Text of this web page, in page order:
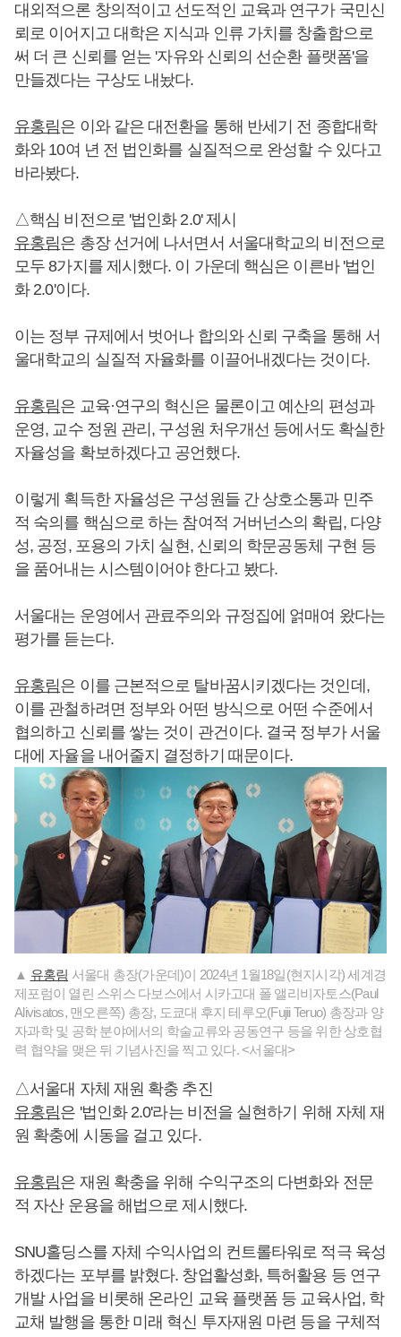
대외적으론 창의적이고 선도적인 교육과 연구가 국민신
뢰로 이어지고 대학은 지식과 인류 가치를 창출함으로
써 더 큰 신뢰를 얻는 '자유와 신뢰의 선순환 플랫폼'을
만들겠다는 구상도 내놨다.
유홍림은 이와 같은 대전환을 통해 반세기 전 종합대학
화와 10여 년 전 법인화를 실질적으로 완성할 수 있다고
바라봤다.
△핵심 비전으로 '법인화 2.0' 제시
유홍림은 총장 선거에 나서면서 서울대학교의 비전으로
모두 8가지를 제시했다. 이 가운데 핵심은 이른바 '법인
화 2.0'이다.
이는 정부 규제에서 벗어나 합의와 신뢰 구축을 통해 서
울대학교의 실질적 자율화를 이끌어내겠다는 것이다.
유홍림은 교육·연구의 혁신은 물론이고 예산의 편성과
운영, 교수 정원 관리, 구성원 처우개선 등에서도 확실한
자율성을 확보하겠다고 공언했다.
이렇게 획득한 자율성은 구성원들 간 상호소통과 민주
적 숙의를 핵심으로 하는 참여적 거버넌스의 확립, 다양
성, 공정, 포용의 가치 실현, 신뢰의 학문공동체 구현 등
을 품어내는 시스템이어야 한다고 봤다.
서울대는 운영에서 관료주의와 규정집에 얽매여 왔다는
평가를 듣는다.
유홍림은 이를 근본적으로 탈바꿈시키겠다는 것인데,
이를 관철하려면 정부와 어떤 방식으로 어떤 수준에서
협의하고 신뢰를 쌓는 것이 관건이다. 결국 정부가 서울
대에 자율을 내어줄지 결정하기 때문이다.
▲ 유홍림 서울대 총장(가운데)이 2024년 1월18일(현지시각) 세계경
제포럼이 열린 스위스 다보스에서 시카고대 폴 앨리비자토스(Paul
Alivisatos, 맨오른쪽) 총장, 도쿄대 후지 테루오(Fujii Teruo) 총장과 양
자과학 및 공학 분야에서의 학술교류와 공동연구 등을 위한 상호협
력 협약을 맺은 뒤 기념사진을 찍고 있다. <서울대>
△서울대 자체 재원 확충 추진
유홍림은 '법인화 2.0'라는 비전을 실현하기 위해 자체 재
원 확충에 시동을 걸고 있다.
유홍림은 재원 확충을 위해 수익구조의 다변화와 전문
적 자산 운용을 해법으로 제시했다.
SNU홀딩스를 자체 수익사업의 컨트롤타워로 적극 육성
하겠다는 포부를 밝혔다. 창업활성화, 특허활용 등 연구
개발 사업을 비롯해 온라인 교육 플랫폼 등 교육사업, 학
교채 발행을 통한 미래 혁신 투자재원 마련 등을 구체적